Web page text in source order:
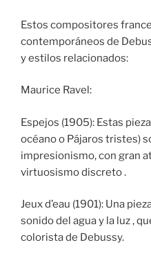
Estos compositores
contemporáneos de
y estilos relacionados:
Maurice Ravel:
Espejos (1905): Estas
océano o Pájaros tristes)
impresionismo, con gran
virtuosismo discreto .
Jeux d’eau (1901): Una
sonido del agua y la luz ,
colorista de Debussy.